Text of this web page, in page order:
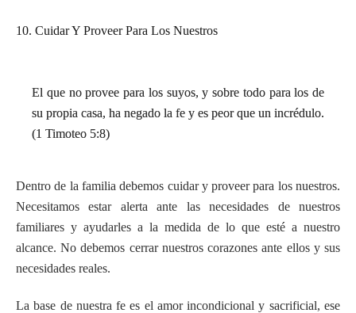
10. Cuidar Y Proveer Para Los Nuestros
El que no provee para los suyos, y sobre todo para los de
su propia casa, ha negado la fe y es peor que un incrédulo.
(1 Timoteo 5:8)
Dentro de la familia debemos cuidar y proveer para los nuestros.
Necesitamos estar alerta ante las necesidades de nuestros
familiares y ayudarles a la medida de lo que esté a nuestro
alcance. No debemos cerrar nuestros corazones ante ellos y sus
necesidades reales.
La base de nuestra fe es el amor incondicional y sacrificial, ese